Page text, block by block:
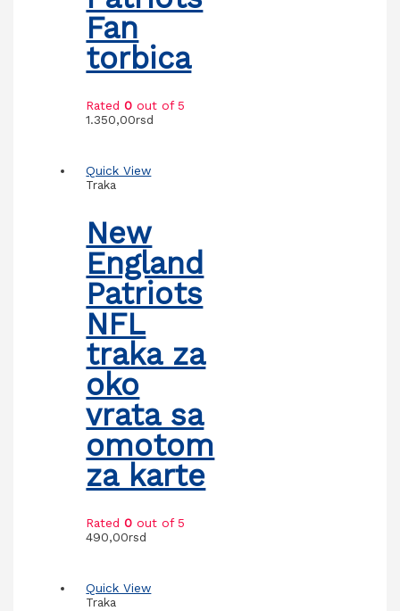
Fan
torbica
Rated0 out of 5
1.350,00rsd
Quick View
Traka
New
England
Patriots
NFL
traka za
oko
vrata sa
omotom
za karte
Rated0 out of 5
490,00rsd
Quick View
Traka